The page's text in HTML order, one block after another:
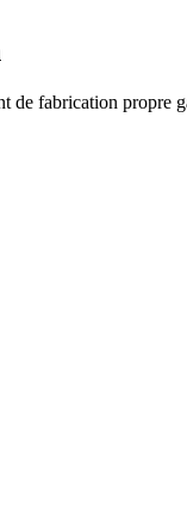
de fabrication propre